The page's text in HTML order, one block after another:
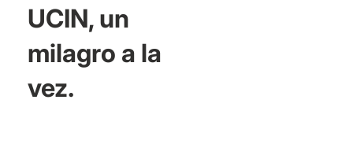
UCIN, un
milagro a la
vez.